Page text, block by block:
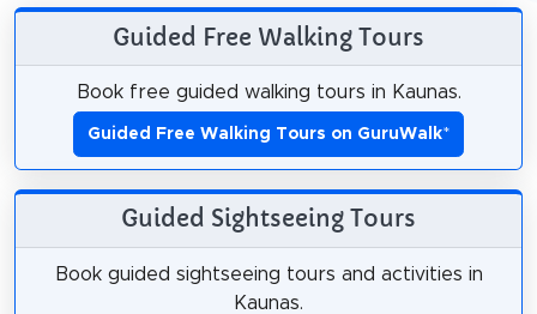
Guided Free Walking Tours
Book free guided walking tours in Kaunas.
Guided Free Walking Tours on GuruWalk*
Guided Sightseeing Tours
Book guided sightseeing tours and activities in
Kaunas.